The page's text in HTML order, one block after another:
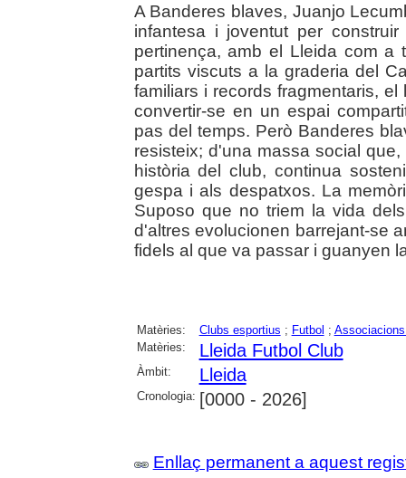
A Banderes blaves, Juanjo
infantesa i joventut per
pertinença, amb el Lleida com a
partits viscuts a la graderia del
familiars i records fragmentaris,
convertir-se en un espai
pas del temps. Però Banderes
resisteix; d'una massa social
història del club, continua
gespa i als despatxos. La
Suposo que no triem la vida
d'altres evolucionen barrejant-se
fidels al que va passar i guanyen
Matèries: Clubs esportius ; Futbol ;
Matèries:
Lleida Futbol Club
Àmbit: Lleida
Cronologia: [0000 - 2026]
Enllaç permanent a aquest